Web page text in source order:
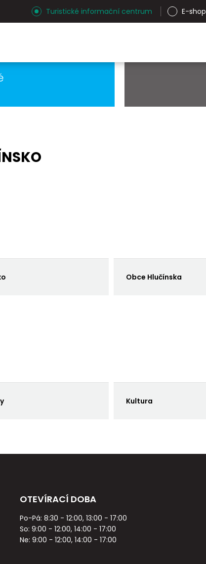
Turistické informační centrum E-shop
Obce Hlučínska
Kultura
OTEVÍRACÍ DOBA
Po-Pá: 8:30 - 12:00, 13:00 - 17:00
So: 9:00 - 12:00, 14:00 - 17:00
Ne: 9:00 - 12:00, 14:00 - 17:00